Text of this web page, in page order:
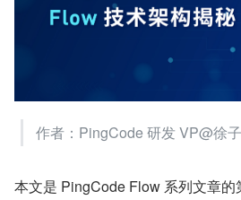
作者：PingCode 研发 VP@徐
本文是 PingCode Flow 系列文章的